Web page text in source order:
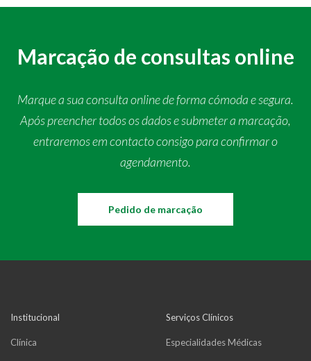
Marcação de consultas online
Marque a sua consulta online de forma cómoda e segura.
Após preencher todos os dados e submeter a marcação,
entraremos em contacto consigo para confirmar o
agendamento.
Pedido de marcação
Institucional
Clínica
Serviços Clínicos
Especialidades Médicas